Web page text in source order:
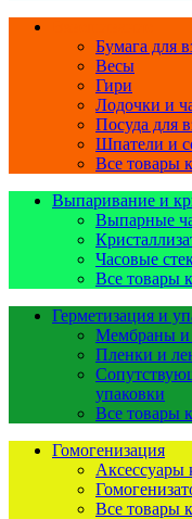
Бумага для
Весы
Гири
Лодочки и
Посуда для
Шпатели и
Все товары
Выпаривание и
Выпарные
Часовые
Все товары
Герметизация и
Мембраны и
Пленки и
упаковки
Все товары
Гомогенизация
Аксессуары
Все товары